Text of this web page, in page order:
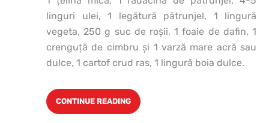
linguri ulei, 1 legătură pătrunjel, 1 lingură
vegeta, 250 g suc de roşii, 1 foaie de dafin, 1
crenguţă de cimbru şi 1 varză mare acră sau
dulce, 1 cartof crud ras, 1 lingură boia dulce.
CONTINUE READING